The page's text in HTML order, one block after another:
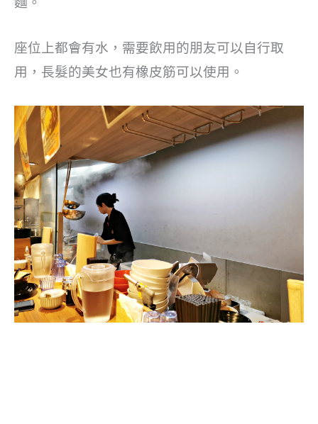
座位上都會有水，需要飲用的朋友可以自行取
用，長髮的美女也有橡皮筋可以使用。